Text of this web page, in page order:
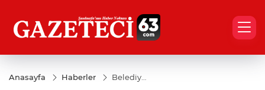
Anasayfa Haberler
Belediye